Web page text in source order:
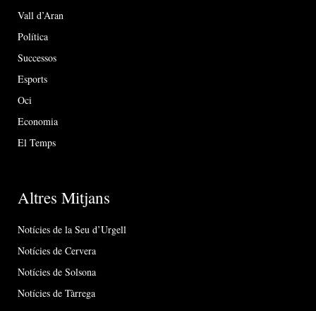
Vall d’Aran
Política
Successos
Esports
Oci
Economia
El Temps
Altres Mitjans
Notícies de la Seu d’Urgell
Notícies de Cervera
Notícies de Solsona
Notícies de Tàrrega